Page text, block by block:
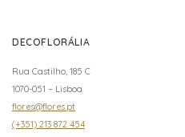
DECOFLORÁLIA
Rua Castilho, 185 C
1070-051 – Lisboa
flores@flores.pt
(+351) 213 872 454